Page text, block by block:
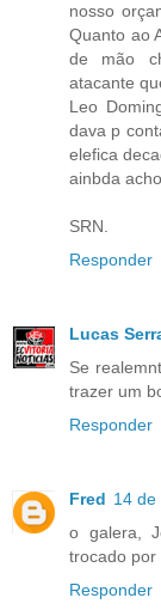
nosso
Quanto ao
de mão
atacante
Leo
dava p
elefica
ainbda
SRN.
Responder
Lucas
Se
trazer um
Responder
Fred 14 de
o galera,
trocado por
Responder